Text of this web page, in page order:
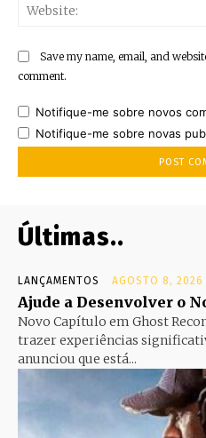
Save my name, email, and
comment.
Notifique-me sobre novos
Notifique-me sobre novas
Últimas..
LANÇAMENTOS AGOSTO 8, 2026
Ajude a Desenvolver o
Novo Capítulo em Ghost
trazer experiências
anunciou que está...